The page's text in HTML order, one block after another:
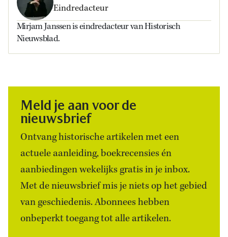
Eindredacteur
Mirjam Janssen is eindredacteur van Historisch
Nieuwsblad.
Meld je aan voor de
nieuwsbrief
Ontvang historische artikelen met een
actuele aanleiding, boekrecensies én
aanbiedingen wekelijks gratis in je inbox.
Met de nieuwsbrief mis je niets op het gebied
van geschiedenis. Abonnees hebben
onbeperkt toegang tot alle artikelen.